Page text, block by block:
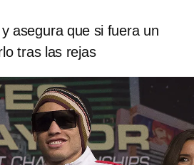
asegura que si fuera un
tras las rejas